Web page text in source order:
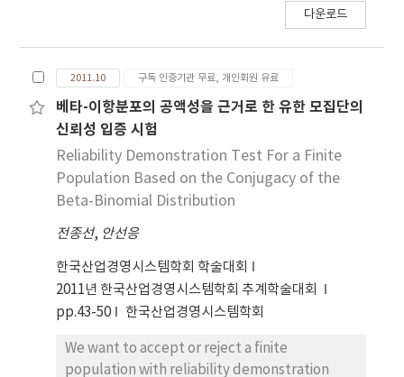
용을 줄이는 목적으로 실시한다. 일반적으로 보전 정
이를 고려해야 한다. 개선 요소(improvement
factor) 방법은 불완전 보전 효과를 표현하는 방법 가
운데 하나이며 대표적으로 나이 감소 요소와 위험률
증가 요소가 있다. 본 연구는 보전 정책의 불완전 보전
효과를 고려하는 방법으로 나이 감소 요소와 위험률
증가 요소를 결합한 하이브라드 요소(hybrid
서 시행 사점이 결정될 수 있기 때문에 보전 시점을 결
정하는 방법으로 특정 신뢰성 수준을 설정하고 이를
만족하는 예방보전 정책을 결정 한다. 즉, 본 연구에서
는 하이브라드 요소를 이용하여 불완전 보전 효과를
최대한 반영하고, 특정 신뢰성 수준을 보장하는 예방
보전 정책을 제시한다. 또한 기대 순수익 함수를 통해
최적의 예방보전 수를 결정하는 방법을 제시한다. 그
다운로드
2011.10 구독 인증기관 무료, 개인회원 유료
베타-이항분포의 공액성을 근거로 한 유한 모집단의
신뢰성 입증 시험
Reliability Demonstration Test For a Finite
Population Based on the Conjugacy of the
Beta-Binomial Distribution
전종선, 안선응
한국산업경영시스템학회 학술대회
2011년 한국산업경영시스템학회 추계학술대회
pp.43-50
한국산업경영시스템학회
We want to accept or reject a finite
population with reliability demonstration